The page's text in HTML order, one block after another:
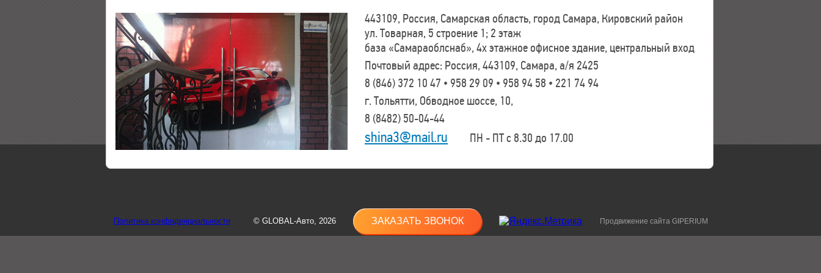
443109, Россия, Самарская область, город Самара, Кировский район
ул. Товарная, 5 строение 1; 2 этаж
база «Самараоблснаб», 4х этажное офисное здание, центральный вход
Почтовый адрес: Россия, 443109, Самара, а/я 2425
8 (846) 372 10 47 • 958 29 09 • 958 94 58 • 221 74 94
г. Тольятти, Обводное шоссе, 10,
8 (8482) 50-04-44
shina3@mail.ru ПН - ПТ с 8.30 до 17.00
Политика конфиденциальности © GLOBAL-Авто, 2026 ЗАКАЗАТЬ ЗВОНОК Продвижение сайта GIPERIUM